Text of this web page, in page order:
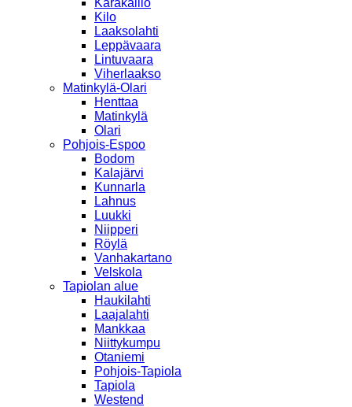
Kilo
Laaksolahti
Leppävaara
Lintuvaara
Viherlaakso
Matinkylä-Olari
Henttaa
Matinkylä
Olari
Pohjois-Espoo
Bodom
Kalajärvi
Kunnarla
Lahnus
Luukki
Niipperi
Röylä
Vanhakartano
Velskola
Tapiolan alue
Haukilahti
Laajalahti
Mankkaa
Niittykumpu
Otaniemi
Pohjois-Tapiola
Tapiola
Westend